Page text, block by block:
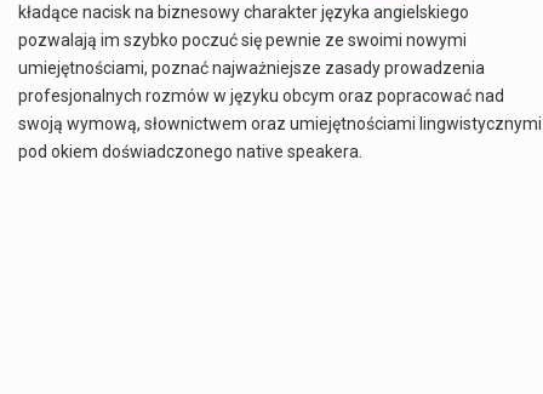
kładące nacisk na biznesowy charakter języka angielskiego
pozwalają im szybko poczuć się pewnie ze swoimi nowymi
umiejętnościami, poznać najważniejsze zasady prowadzenia
profesjonalnych rozmów w języku obcym oraz popracować nad
swoją wymową, słownictwem oraz umiejętnościami lingwistycznymi
pod okiem doświadczonego native speakera.